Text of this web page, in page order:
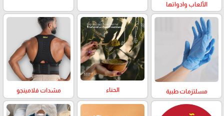
الألعاب وادواتها
مسلتزمات طبية الحناء مشدات فلامينجو